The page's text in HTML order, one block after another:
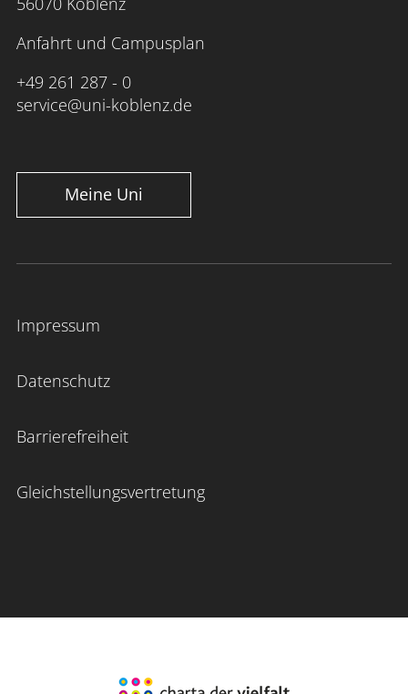
Anfahrt und Campusplan
+49 261 287 - 0
service@uni-koblenz.de
Meine Uni
Impressum
Datenschutz
Barrierefreiheit
Gleichstellungsvertretung